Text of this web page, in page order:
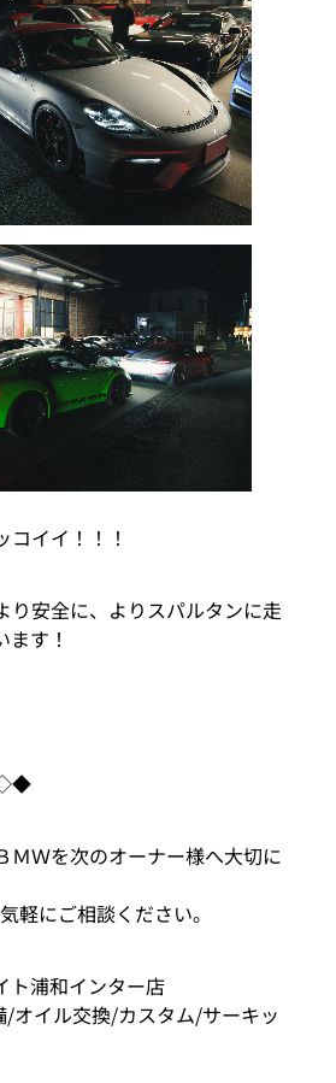
コイイ！！！
り安全に、よりスパルタンに走
す！
ＭＷを次のオーナー様へ大切に
にご相談ください。
ト浦和インター店
オイル交換/カスタム/サーキッ